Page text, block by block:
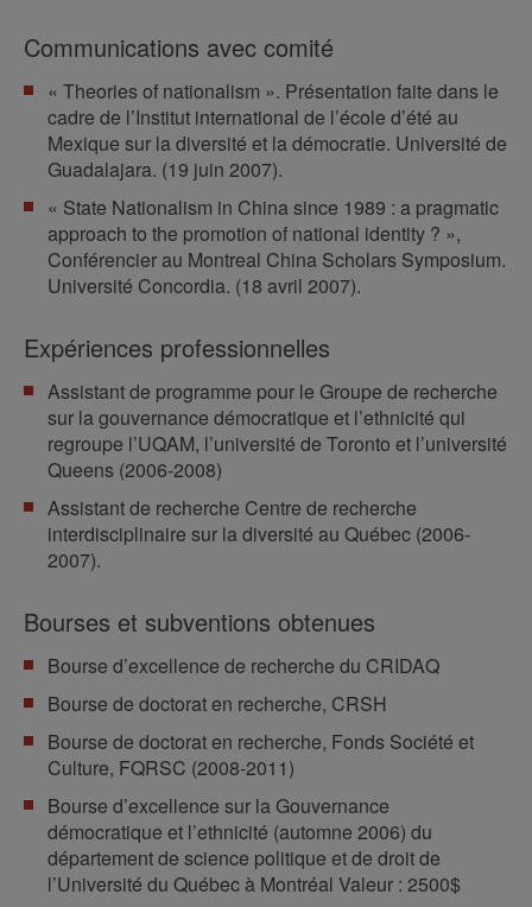
Communications avec comité
« Theories of nationalism ». Présentation faite dans le
cadre de l’Institut international de l’école d’été au
Mexique sur la diversité et la démocratie. Université de
Guadalajara. (19 juin 2007).
« State Nationalism in China since 1989 : a pragmatic
approach to the promotion of national identity ? »,
Conférencier au Montreal China Scholars Symposium.
Université Concordia. (18 avril 2007).
Expériences professionnelles
Assistant de programme pour le Groupe de recherche
sur la gouvernance démocratique et l’ethnicité qui
regroupe l’UQAM, l’université de Toronto et l’université
Queens (2006-2008)
Assistant de recherche Centre de recherche
interdisciplinaire sur la diversité au Québec (2006-
2007).
Bourses et subventions obtenues
Bourse d’excellence de recherche du CRIDAQ
Bourse de doctorat en recherche, CRSH
Bourse de doctorat en recherche, Fonds Société et
Culture, FQRSC (2008-2011)
Bourse d’excellence sur la Gouvernance
démocratique et l’ethnicité (automne 2006) du
département de science politique et de droit de
l’Université du Québec à Montréal Valeur : 2500$